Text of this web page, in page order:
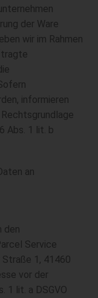
der Ware
wir im Rahmen
informieren
Abs. 1 lit. b
an
den
Service
Straße 1, 41460
vor der
1 lit. a DSGVO